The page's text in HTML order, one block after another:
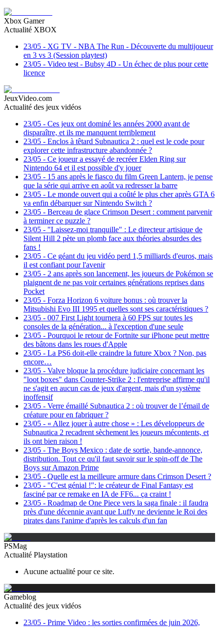
Xbox Gamer
Actualité XBOX
23/05 - XG TV - NBA The Run - Découverte du multijoueur
en 3 vs 3 (Session playtest)
23/05 - Video test - Bubsy 4D - Un échec de plus pour cette
licence
JeuxVideo.com
Actualité des jeux vidéos
23/05 - Ces jeux ont dominé les années 2000 avant de
disparaître, et ils me manquent terriblement
23/05 - Enclos à têtard Subnautica 2 : quel est le code pour
explorer cette infrastructure abandonnée ?
23/05 - Ce joueur a essayé de recréer Elden Ring sur
Nintendo 64 et il est possible d'y jouer
23/05 - 15 ans après le fiasco du film Green Lantern, je pense
que la série qui arrive en août va redresser la barre
23/05 - Le monde ouvert qui a coûté le plus cher après GTA 6
va enfin débarquer sur Nintendo Switch ?
23/05 - Berceau de glace Crimson Desert : comment parvenir
à terminer ce puzzle ?
23/05 - "Laissez-moi tranquille" : Le directeur artisique de
Silent Hill 2 pète un plomb face aux théories absurdes des
fans !
23/05 - Ce géant du jeu vidéo perd 1,5 milliards d'euros, mais
il est confiant pour l'avenir
23/05 - 2 ans après son lancement, les joueurs de Pokémon se
plaignent de ne pas voir certaines générations reprises dans
Pocket
23/05 - Forza Horizon 6 voiture bonus : où trouver la
Mitsubishi Evo III 1995 et quelles sont ses caractéristiques ?
23/05 - 007 First Light tournera à 60 FPS sur toutes les
consoles de la génération... à l'exception d'une seule
23/05 - Pourquoi le retour de Fortnite sur iPhone peut mettre
des bâtons dans les roues d'Apple
23/05 - La PS6 doit-elle craindre la future Xbox ? Non, pas
encore…
23/05 - Valve bloque la procédure judiciaire concernant les
"loot boxes" dans Counter-Strike 2 : l'entreprise affirme qu'il
ne s'agit en aucun cas de jeux d'argent, mais d'un système
inoffensif
23/05 - Verre émaillé Subnautica 2 : où trouver de l’émail de
créature pour en fabriquer ?
23/05 - « Allez jouer à autre chose » : Les développeurs de
Subnautica 2 recadrent sèchement les joueurs mécontents, et
ils ont bien raison !
23/05 - The Boys Mexico : date de sortie, bande-annonce,
distribution. Tout ce qu'il faut savoir sur le spin-off de The
Boys sur Amazon Prime
23/05 - Quelle est la meilleure armure dans Crimson Desert ?
23/05 - "C'est génial !": le créateur de Final Fantasy est
fasciné par ce remake en IA de FF6... ça craint !
23/05 - Roadmap de One Piece vers la saga finale : il faudra
près d'une décennie avant que Luffy ne devienne le Roi des
pirates dans l'anime d'après les calculs d'un fan
PSMag
Actualité Playstation
Aucune actualité pour ce site.
Gameblog
Actualité des jeux vidéos
23/05 - Prime Video : les sorties confirmées de juin 2026,